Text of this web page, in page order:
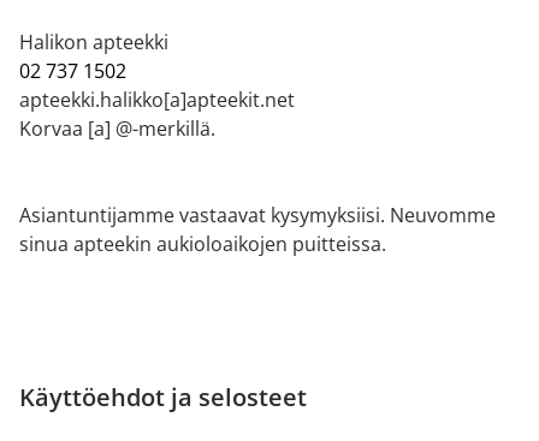
Halikon apteekki
02 737 1502
apteekki.halikko[a]apteekit.net
Korvaa [a] @-merkillä.
Asiantuntijamme vastaavat kysymyksiisi. Neuvomme
sinua apteekin aukioloaikojen puitteissa.
Käyttöehdot ja selosteet